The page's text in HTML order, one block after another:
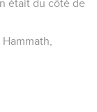
était du côté de